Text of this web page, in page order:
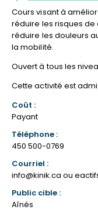
Cours visant à
réduire les risques de
réduire les douleurs
la mobilité.
Ouvert à tous les
Cette activité est
Coût :
Payant
Téléphone :
450 500-0769
Courriel :
info@kinik.ca ou
Public cible :
Aînés